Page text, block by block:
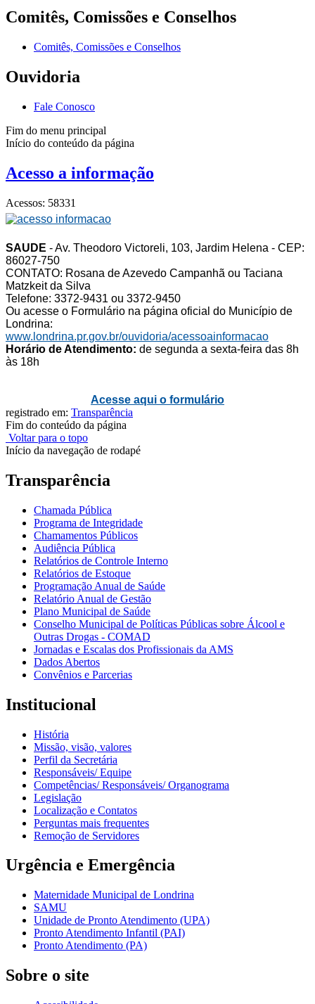
Comitês, Comissões e Conselhos
Comitês, Comissões e Conselhos
Ouvidoria
Fale Conosco
Fim do menu principal
Início do conteúdo da página
Acesso a informação
Acessos: 58331
SAUDE - Av. Theodoro Victoreli, 103, Jardim Helena - CEP:
86027-750
CONTATO: Rosana de Azevedo Campanhã ou Taciana
Matzkeit da Silva
Telefone: 3372-9431 ou 3372-9450
Ou acesse o Formulário na página oficial do Município de
Londrina:
www.londrina.pr.gov.br/ouvidoria/acessoainformacao
Horário de Atendimento: de segunda a sexta-feira das 8h
às 18h
Acesse aqui o formulário
registrado em: Transparência
Fim do conteúdo da página
Voltar para o topo
Início da navegação de rodapé
Transparência
Chamada Pública
Programa de Integridade
Chamamentos Públicos
Audiência Pública
Relatórios de Controle Interno
Relatórios de Estoque
Programação Anual de Saúde
Relatório Anual de Gestão
Plano Municipal de Saúde
Conselho Municipal de Políticas Públicas sobre Álcool e
Outras Drogas - COMAD
Jornadas e Escalas dos Profissionais da AMS
Dados Abertos
Convênios e Parcerias
Institucional
História
Missão, visão, valores
Perfil da Secretária
Responsáveis/ Equipe
Competências/ Responsáveis/ Organograma
Legislação
Localização e Contatos
Perguntas mais frequentes
Remoção de Servidores
Urgência e Emergência
Maternidade Municipal de Londrina
SAMU
Unidade de Pronto Atendimento (UPA)
Pronto Atendimento Infantil (PAI)
Pronto Atendimento (PA)
Sobre o site